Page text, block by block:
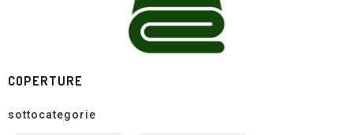
COPERTURE
sottocategorie